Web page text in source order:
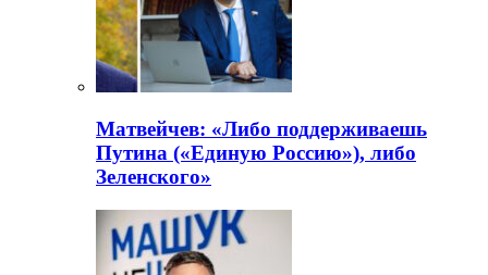
Матвейчев: «Либо поддерживаешь
Путина («Единую Россию»), либо
Зеленского»